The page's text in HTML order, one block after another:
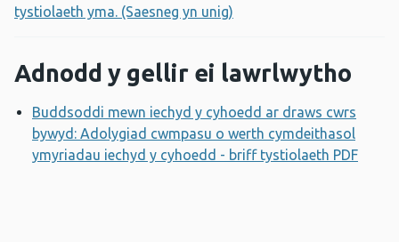
tystiolaeth yma. (Saesneg yn unig)
Adnodd y gellir ei lawrlwytho
Buddsoddi mewn iechyd y cyhoedd ar draws cwrs
bywyd: Adolygiad cwmpasu o werth cymdeithasol
ymyriadau iechyd y cyhoedd - briff tystiolaeth PDF